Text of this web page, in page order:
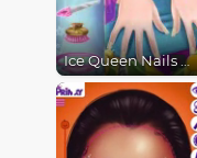
Ice Queen Nails Spa